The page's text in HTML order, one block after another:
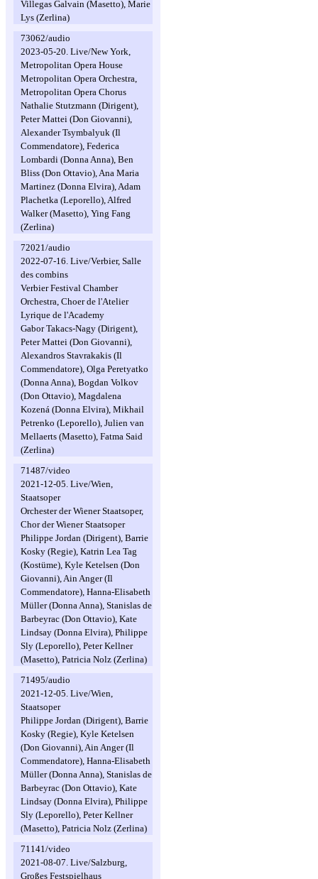
Villegas Galvain (Masetto), Marie
Lys (Zerlina)
73062/audio
2023-05-20. Live/New York,
Metropolitan Opera House
Metropolitan Opera Orchestra,
Metropolitan Opera Chorus
Nathalie Stutzmann (Dirigent),
Peter Mattei (Don Giovanni),
Alexander Tsymbalyuk (Il
Commendatore), Federica
Lombardi (Donna Anna), Ben
Bliss (Don Ottavio), Ana Maria
Martinez (Donna Elvira), Adam
Plachetka (Leporello), Alfred
Walker (Masetto), Ying Fang
(Zerlina)
72021/audio
2022-07-16. Live/Verbier, Salle
des combins
Verbier Festival Chamber
Orchestra, Choer de l'Atelier
Lyrique de l'Academy
Gabor Takacs-Nagy (Dirigent),
Peter Mattei (Don Giovanni),
Alexandros Stavrakakis (Il
Commendatore), Olga Peretyatko
(Donna Anna), Bogdan Volkov
(Don Ottavio), Magdalena
Kozená (Donna Elvira), Mikhail
Petrenko (Leporello), Julien van
Mellaerts (Masetto), Fatma Said
(Zerlina)
71487/video
2021-12-05. Live/Wien,
Staatsoper
Orchester der Wiener Staatsoper,
Chor der Wiener Staatsoper
Philippe Jordan (Dirigent), Barrie
Kosky (Regie), Katrin Lea Tag
(Kostüme), Kyle Ketelsen (Don
Giovanni), Ain Anger (Il
Commendatore), Hanna-Elisabeth
Müller (Donna Anna), Stanislas de
Barbeyrac (Don Ottavio), Kate
Lindsay (Donna Elvira), Philippe
Sly (Leporello), Peter Kellner
(Masetto), Patricia Nolz (Zerlina)
71495/audio
2021-12-05. Live/Wien,
Staatsoper
Philippe Jordan (Dirigent), Barrie
Kosky (Regie), Kyle Ketelsen
(Don Giovanni), Ain Anger (Il
Commendatore), Hanna-Elisabeth
Müller (Donna Anna), Stanislas de
Barbeyrac (Don Ottavio), Kate
Lindsay (Donna Elvira), Philippe
Sly (Leporello), Peter Kellner
(Masetto), Patricia Nolz (Zerlina)
71141/video
2021-08-07. Live/Salzburg,
Großes Festspielhaus